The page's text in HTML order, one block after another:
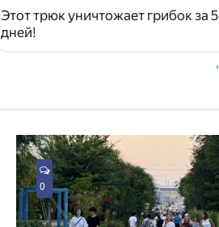
Этот трюк уничтожает грибок за 5
дней!
0